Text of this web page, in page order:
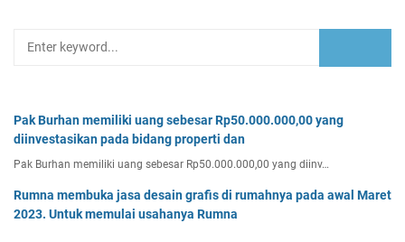
Pak Burhan memiliki uang sebesar Rp50.000.000,00 yang
diinvestasikan pada bidang properti dan
Pak Burhan memiliki uang sebesar Rp50.000.000,00 yang diinv…
Rumna membuka jasa desain grafis di rumahnya pada awal Maret
2023. Untuk memulai usahanya Rumna